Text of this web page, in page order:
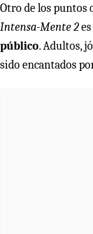
Otro de los puntos
Intensa-Mente 2
público. Adultos,
sido encantados